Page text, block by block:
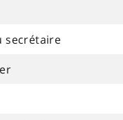
secrétaire